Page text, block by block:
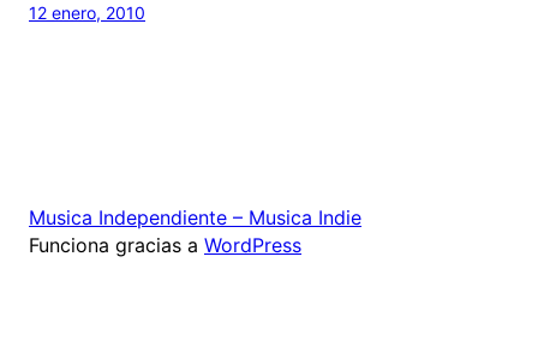
12 enero, 2010
Musica Independiente – Musica Indie
Funciona gracias a WordPress